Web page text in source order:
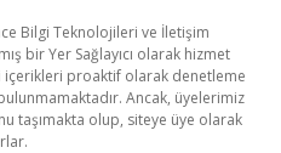
Bilgi Teknolojileri ve İletişim
bir Yer Sağlayıcı olarak hizmet
proaktif olarak denetleme
Ancak, üyelerimiz
taşımakta olup, siteye üye olarak